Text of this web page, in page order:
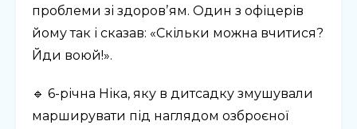
проблеми зі здоровʼям. Один з офіцерів
йому так і сказав: «Скільки можна вчитися?
Йди воюй!».
🔹 6-річна Ніка, яку в дитсадку змушували
марширувати під наглядом озброєної